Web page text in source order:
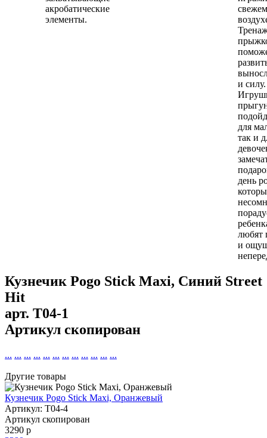
акробатические
элементы.
свежем
и силу.
для
так и
день
любят
и
Кузнечик Pogo Stick Maxi, Синий Street
Hit
арт. T04-1
Артикул скопирован
... ... ... ... ... ... ... ... ... ... ... ...
Другие товары
Кузнечик Pogo Stick Maxi, Оранжевый
Артикул: T04-4
Артикул скопирован
3290 р